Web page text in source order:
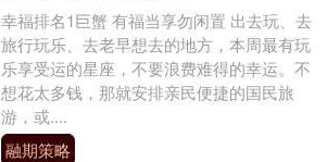
幸福排名1巨蟹 有福当享勿闲置 出去玩、去
旅行玩乐、去老早想去的地方，本周最有玩
乐享受运的星座，不要浪费难得的幸运。不
想花太多钱，那就安排亲民便捷的国民旅
游，或....
融期策略